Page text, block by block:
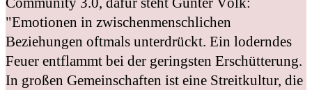
"Emotionen in zwischenmenschlichen
Beziehungen oftmals unterdrückt. Ein loderndes
Feuer entflammt bei der geringsten Erschütterung.
In großen Gemeinschaften ist eine Streitkultur, die